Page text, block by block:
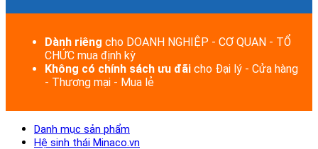
Dành riêng cho DOANH NGHIỆP - CƠ QUAN - TỔ
CHỨC mua định kỳ
Không có chính sách ưu đãi cho Đại lý - Cửa hàng
- Thương mại - Mua lẻ
Danh mục sản phẩm
Hệ sinh thái Minaco.vn